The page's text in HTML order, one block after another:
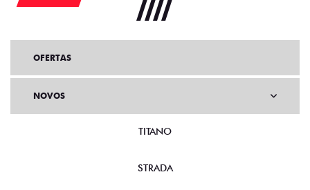
OFERTAS
NOVOS
TITANO
STRADA